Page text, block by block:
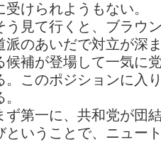
受けられようもない。
う見て行くと、ブラウ
派のあいだで対立が深
候補が登場して一気に
。このポジションに入
。
ず第一に、共和党が団
ということで、ニュー